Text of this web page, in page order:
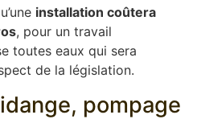
installation coûtera
, pour un travail
toutes eaux qui sera
de la législation.
pompage